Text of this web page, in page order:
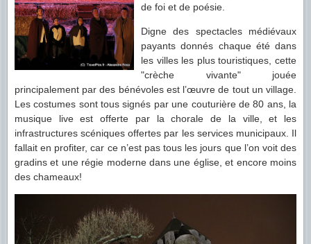
de foi et de poésie.
Digne des spectacles médiévaux
payants donnés chaque été dans
les villes les plus touristiques, cette
"crèche vivante" jouée
principalement par des bénévoles est l’œuvre de tout un village.
Les costumes sont tous signés par une couturière de 80 ans, la
musique live est offerte par la chorale de la ville, et les
infrastructures scéniques offertes par les services municipaux. Il
fallait en profiter, car ce n’est pas tous les jours que l’on voit des
gradins et une régie moderne dans une église, et encore moins
des chameaux!